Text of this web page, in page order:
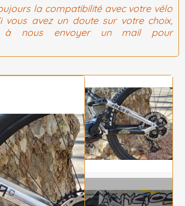
la compatibilité avec votre vélo
vous avez un doute sur votre choix,
à nous envoyer un mail pour